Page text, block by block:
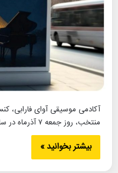
آکادمی موسیقی آوای فارابی،
منتخب، روز جمعه ۷ آذرماه در سالن اصلی…
بیشتر بخوانید »